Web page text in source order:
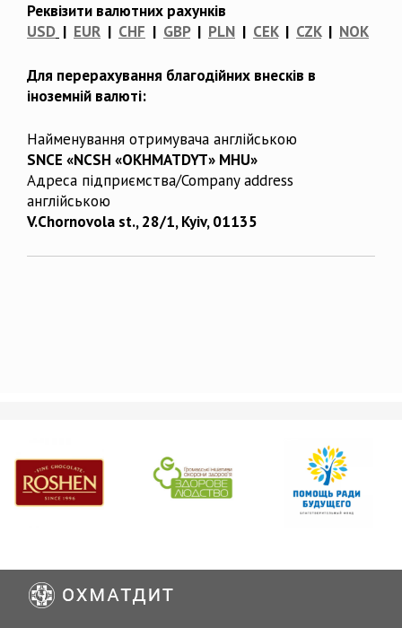
Реквізити валютних рахунків
USD | EUR | CHF | GBP| PLN | CEK| CZK| NOK
Для перерахування благодійних внесків в
іноземній валюті:
Найменування отримувача англійською
SNCE «NCSH «OKHMATDYT» MHU»
Адреса підприємства/Company address
англійською
V.Chornovola st., 28/1, Kyiv, 01135